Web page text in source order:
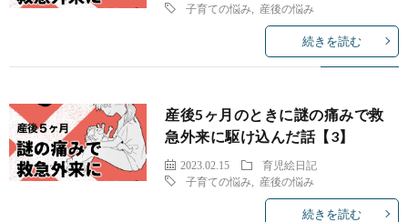
子育ての悩み
産後の悩み
続きを読む
産後5ヶ月のときに謎の痛みで救
急外来に駆け込んだ話【3】
2023.02.15
育児絵日記
子育ての悩み
産後の悩み
続きを読む